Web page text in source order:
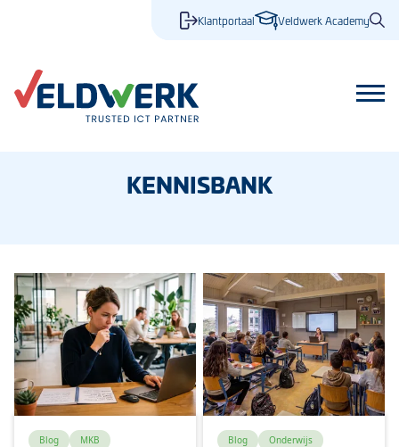
Klantportaal Veldwerk Academy
KENNISBANK
Blog MKB Blog Onderwijs